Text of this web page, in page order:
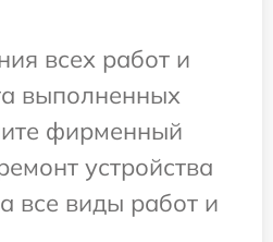
всех работ и
выполненных
фирменный
устройства
все виды работ и